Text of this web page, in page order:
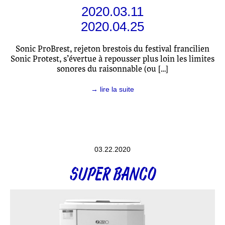
2020.03.11
2020.04.25
Sonic ProBrest, rejeton brestois du festival francilien
Sonic Protest, s’évertue à repousser plus loin les limites
sonores du raisonnable (ou […]
→ lire la suite
03.22.2020
SUPER BANCO